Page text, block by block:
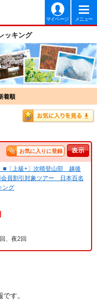
マイページ メニュー
ッキング
着順
お気に入りに登録
■〔上級+〕次晴登山部 越後
員割引対象ツアー 日本百名
ング
、夜2回
す。